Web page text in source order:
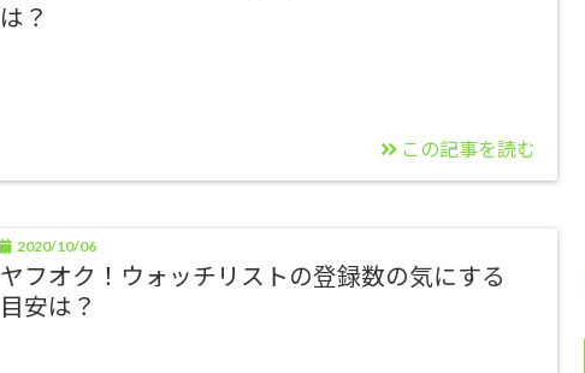
は？
この記事を読む
2020/10/06
ヤフオク！ウォッチリストの登録数の気にする
目安は？